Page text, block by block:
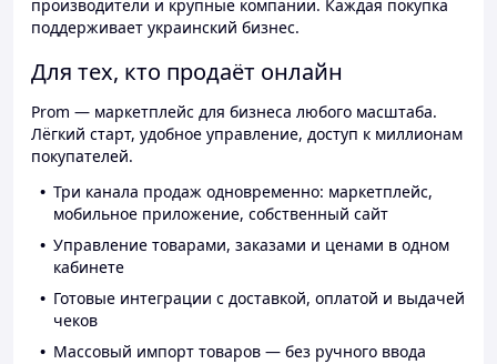
производители и крупные компании. Каждая покупка
поддерживает украинский бизнес.
Для тех, кто продаёт онлайн
Prom — маркетплейс для бизнеса любого масштаба.
Лёгкий старт, удобное управление, доступ к миллионам
покупателей.
Три канала продаж одновременно: маркетплейс,
мобильное приложение, собственный сайт
Управление товарами, заказами и ценами в одном
кабинете
Готовые интеграции с доставкой, оплатой и выдачей
чеков
Массовый импорт товаров — без ручного ввода